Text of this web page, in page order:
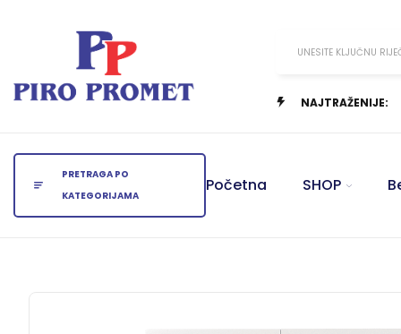
UNESITE KLJUČNU
NAJTRAŽENIJE:
PRETRAGA PO
KATEGORIJAMA
Početna SHOP